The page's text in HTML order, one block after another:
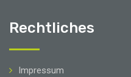
Rechtliches
Impressum